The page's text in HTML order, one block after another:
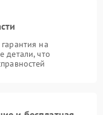
на
детали, что